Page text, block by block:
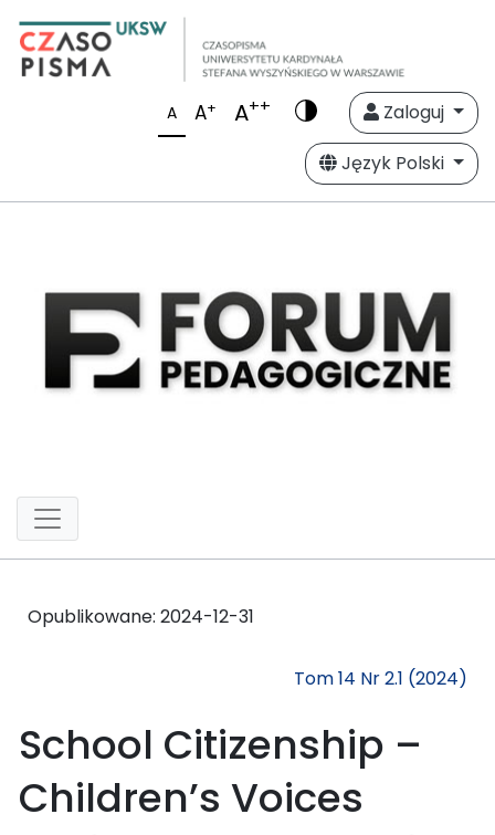
A A+ A++
Zaloguj
Język Polski
Opublikowane: 2024-12-31
Tom 14 Nr 2.1 (2024)
School Citizenship –
Children’s Voices